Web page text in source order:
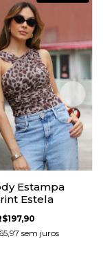
Estampa
Estela
sem juros